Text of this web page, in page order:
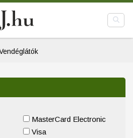
MasterCard Electronic
Visa